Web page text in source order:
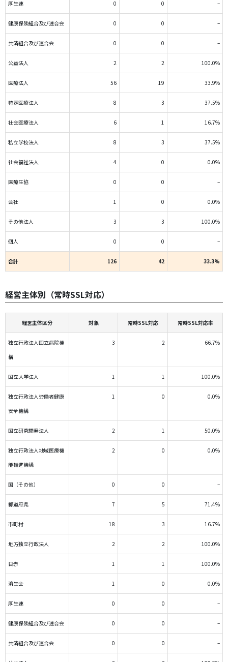
厚生連 0 0 –
健康保険組合及び連合会 0 0 –
共済組合及び連合会 0 0 –
公益法人 2 2 100.0%
医療法人 56 19 33.9%
特定医療法人 8 3 37.5%
社会医療法人 6 1 16.7%
私立学校法人 8 3 37.5%
社会福祉法人 4 0 0.0%
医療生協 0 0 –
会社 1 0 0.0%
その他法人 3 3 100.0%
個人 0 0 –
合計 126 42 33.3%
経営主体別（常時SSL対応）
経営主体区分 対象 常時SSL対応 常時SSL対応率
独立行政法人国立病院機
構
3 2 66.7%
国立大学法人 1 1 100.0%
独立行政法人労働者健康
安全機構
1 0 0.0%
国立研究開発法人 2 1 50.0%
独立行政法人地域医療機
能推進機構
2 0 0.0%
国（その他） 0 0 –
都道府県 7 5 71.4%
市町村 18 3 16.7%
地方独立行政法人 2 2 100.0%
日赤 1 1 100.0%
済生会 1 0 0.0%
厚生連 0 0 –
健康保険組合及び連合会 0 0 –
共済組合及び連合会 0 0 –